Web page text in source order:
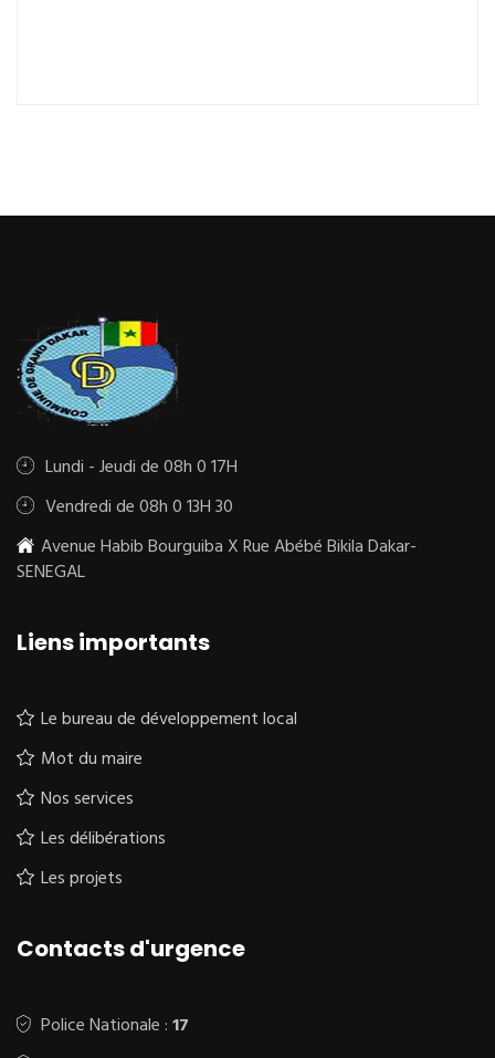
Lundi - Jeudi de 08h 0 17H
Vendredi de 08h 0 13H 30
Avenue Habib Bourguiba X Rue Abébé Bikila Dakar-
SENEGAL
Liens importants
Le bureau de développement local
Mot du maire
Nos services
Les délibérations
Les projets
Contacts d'urgence
Police Nationale :17